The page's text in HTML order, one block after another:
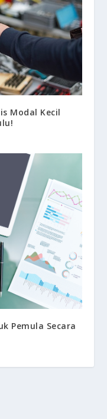
Modal Kecil
Pemula Secara